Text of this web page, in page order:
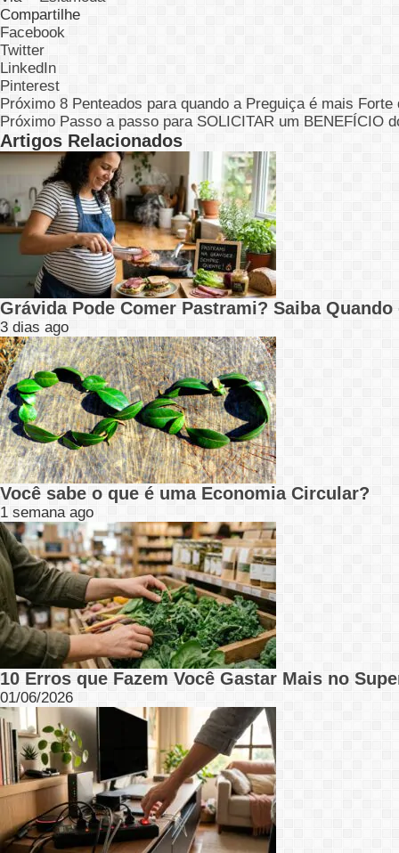
Compartilhe
Facebook
Twitter
LinkedIn
Pinterest
Próximo 8 Penteados para quando a Preguiça é mais Forte
Próximo Passo a passo para SOLICITAR um BENEFÍCIO
Artigos Relacionados
Grávida Pode Comer Pastrami? Saiba
3 dias ago
Você sabe o que é uma Economia Circular?
1 semana ago
10 Erros que Fazem Você Gastar Mais no
01/06/2026